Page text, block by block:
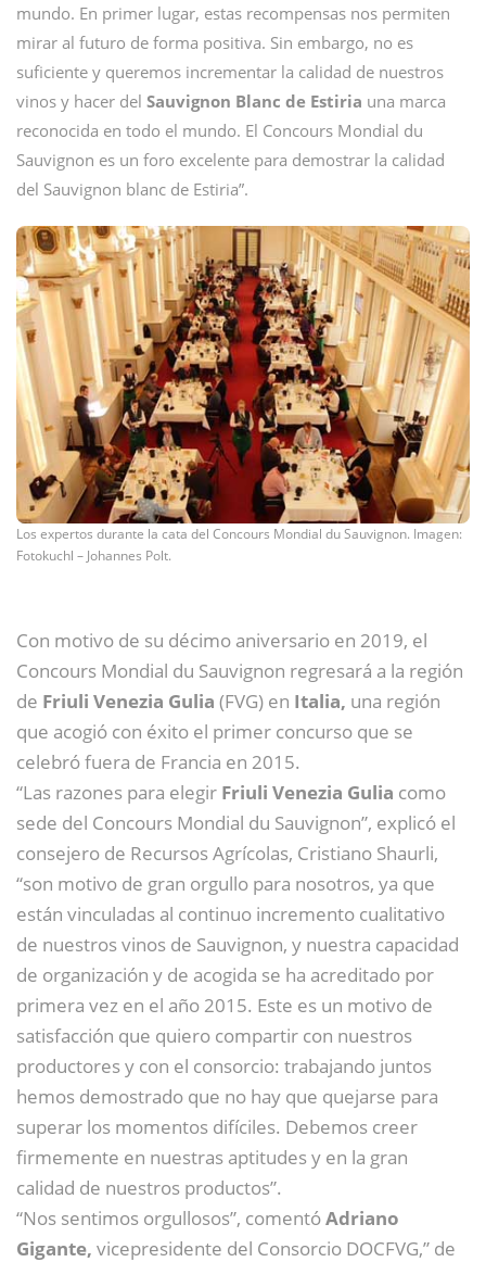
mundo. En primer lugar, estas recompensas nos permiten
mirar al futuro de forma positiva. Sin embargo, no es
suficiente y queremos incrementar la calidad de nuestros
vinos y hacer del Sauvignon Blanc de Estiria una marca
reconocida en todo el mundo. El Concours Mondial du
Sauvignon es un foro excelente para demostrar la calidad
del Sauvignon blanc de Estiria”.
Los expertos durante la cata del Concours Mondial du Sauvignon. Imagen:
Fotokuchl – Johannes Polt.
Con motivo de su décimo aniversario en 2019, el
Concours Mondial du Sauvignon regresará a la región
de Friuli Venezia Gulia (FVG) en Italia, una región
que acogió con éxito el primer concurso que se
celebró fuera de Francia en 2015.
“Las razones para elegir Friuli Venezia Gulia como
sede del Concours Mondial du Sauvignon”, explicó el
consejero de Recursos Agrícolas, Cristiano Shaurli,
“son motivo de gran orgullo para nosotros, ya que
están vinculadas al continuo incremento cualitativo
de nuestros vinos de Sauvignon, y nuestra capacidad
de organización y de acogida se ha acreditado por
primera vez en el año 2015. Este es un motivo de
satisfacción que quiero compartir con nuestros
productores y con el consorcio: trabajando juntos
hemos demostrado que no hay que quejarse para
superar los momentos difíciles. Debemos creer
firmemente en nuestras aptitudes y en la gran
calidad de nuestros productos”.
“Nos sentimos orgullosos”, comentóAdriano
Gigante, vicepresidente del Consorcio DOCFVG,” de